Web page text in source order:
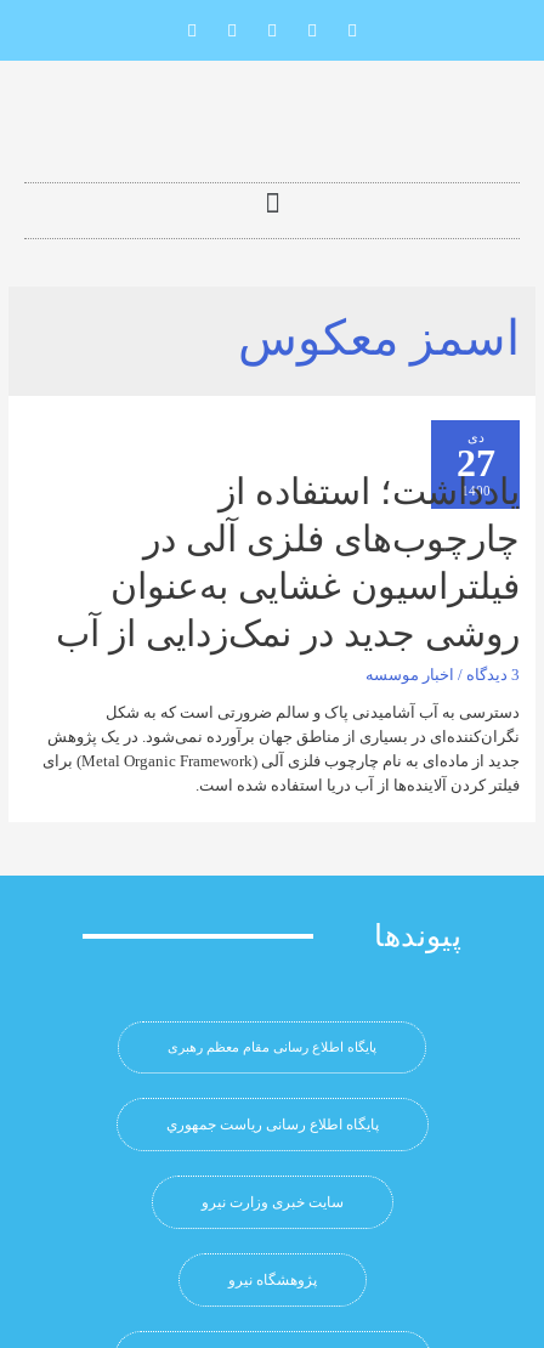
معکوس
استفاده از
فلزی آلی در
غشایی به‌عنوان
جدید در نمک‌زدایی از آب
موسسه
آب آشامیدنی پاک و سالم ضرورتی است که به شکل
در بسیاری از مناطق جهان برآورده نمی‌شود. در یک پژوهش
جدید از ماده‌ای به نام چارچوب فلزی آلی (Metal Organic Framework) برای
از آب دریا استفاده شده است.
پایگاه اطلاع رسانی مقام معظم رهبری
پایگاه اطلاع رسانی ریاست جمهوري
سایت خبری وزارت نیرو
پژوهشگاه نيرو